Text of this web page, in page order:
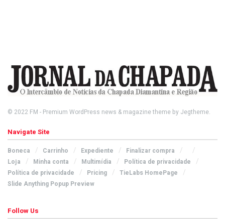
© 2022 FM - Premium WordPress news & magazine theme by Jegtheme.
Navigate Site
Boneca Carrinho Expediente
Finalizar compra
Loja
Minha conta Multimídia
Política de privacidade
Política de privacidade
Pricing
TieLabs HomePage
Slide Anything Popup Preview
Follow Us